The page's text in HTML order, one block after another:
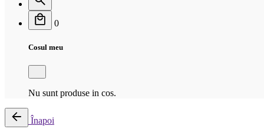
0
Cosul meu
Nu sunt produse in cos.
Înapoi